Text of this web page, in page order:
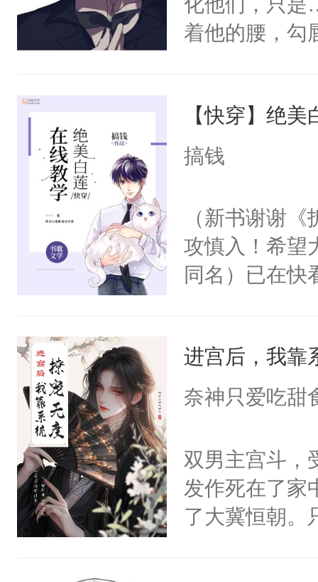
着他的腰，勾
来，给老公
用力——为你
【快穿】绝
搞钱
（新书谢谢
攻慎入！希望
同名）已在快
成为所有白莲
I，他们决定
莲花可不止有
点脑袋，看着
常见问题一：
教科书版：“
进宫后，我靠
奈神只爱吃甜
双男主宫斗，
发作死在了家
了大冀恒朝。